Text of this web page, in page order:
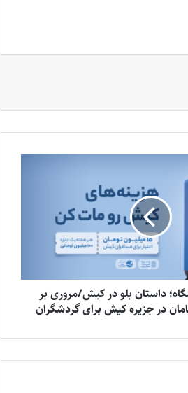
داستان بلو در کیش/مروری بر
در جزیره کیش برای گردشگران